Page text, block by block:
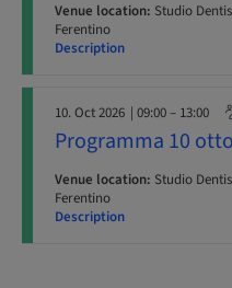
Venue location: Studio
Ferentino
Description
10. Oct 2026 | 09:00 – 13:00
Programma 10
Venue location: Studio
Ferentino
Description